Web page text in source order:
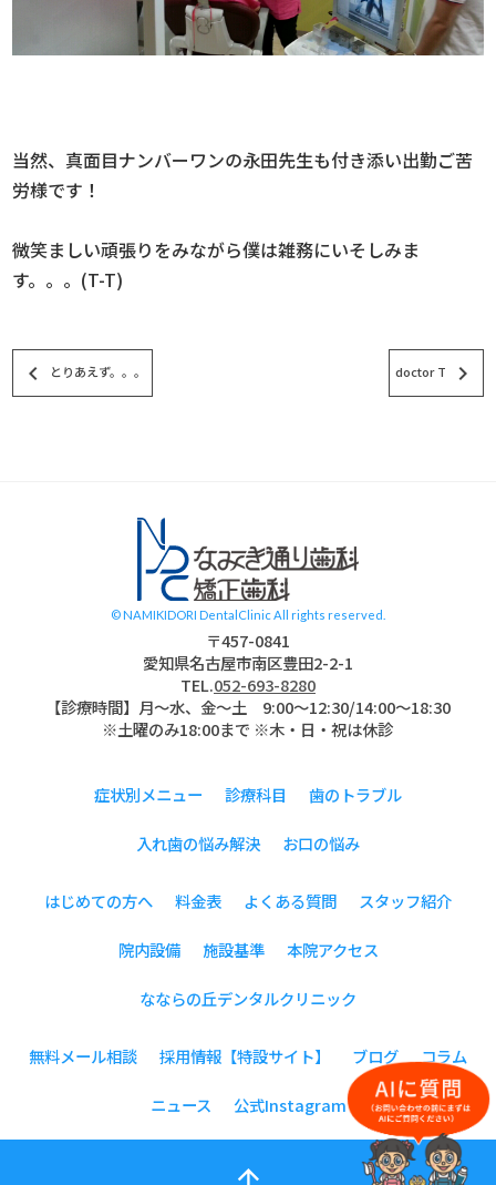
当然、真面目ナンバーワンの永田先生も付き添い出勤ご苦
労様です！
微笑ましい頑張りをみながら僕は雑務にいそしみま
す。。。(T-T)
keyboard_arrow_left とりあえず。。。 doctor T keyboard_arrow_right
© NAMIKIDORI DentalClinic All rights reserved.
〒457-0841
愛知県名古屋市南区豊田2-2-1
TEL.052-693-8280
【診療時間】月〜水、金～土 9:00〜12:30/14:00～18:30
※土曜のみ18:00まで ※木・日・祝は休診
症状別メニュー 診療科目 歯のトラブル
入れ歯の悩み解決 お口の悩み
はじめての方へ 料金表 よくある質問 スタッフ紹介
院内設備 施設基準 本院アクセス
なならの丘デンタルクリニック
無料メール相談 採用情報【特設サイト】 ブログ コラム
ニュース 公式Instagram